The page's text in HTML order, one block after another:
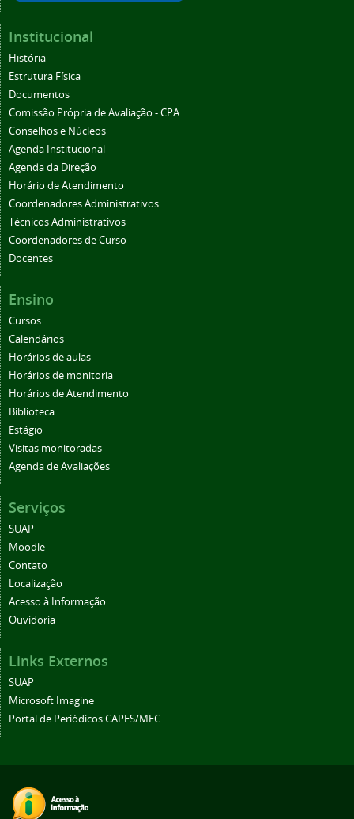
Institucional
História
Estrutura Física
Documentos
Comissão Própria de Avaliação - CPA
Conselhos e Núcleos
Agenda Institucional
Agenda da Direção
Horário de Atendimento
Coordenadores Administrativos
Técnicos Administrativos
Coordenadores de Curso
Docentes
Ensino
Cursos
Calendários
Horários de aulas
Horários de monitoria
Horários de Atendimento
Biblioteca
Estágio
Visitas monitoradas
Agenda de Avaliações
Serviços
SUAP
Moodle
Contato
Localização
Acesso à Informação
Ouvidoria
Links Externos
SUAP
Microsoft Imagine
Portal de Periódicos CAPES/MEC